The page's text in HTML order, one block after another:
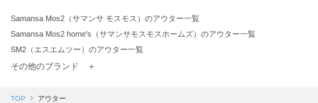
Samansa Mos2（サマンサ モスモス）のアウター一覧
Samansa Mos2 home's（サマンサモスモスホームズ）のアウター一覧
SM2（エスエムツー）のアウター一覧
TSUHARU by Samansa Mos2（ツハルバイサマンサモスモス）のアウター一覧
Samansa Mos2 blue（サマンサモスモス ブルー）のアウター一覧
その他のブランド ＋
TOP アウター